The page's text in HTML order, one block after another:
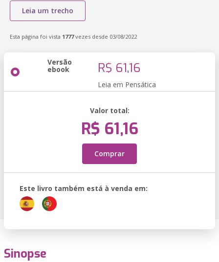
Leia um trecho
Esta página foi vista 1777vezes desde 03/08/2022
Versão
ebook R$ 61,16
Leia em Pensática
Valor total:
R$ 61,16
Comprar
Este livro também está à venda em:
Sinopse